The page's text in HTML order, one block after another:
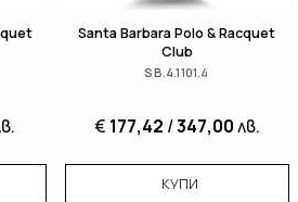
Santa Barbara Polo & Racquet
Club
SB.4.1101.4
€ 177,42 /347,00лв.
КУПИ